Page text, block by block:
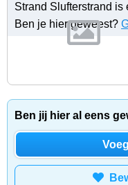
Strand Slufterstrand is
Ben je hier geweest?
Ben jij hier al eens